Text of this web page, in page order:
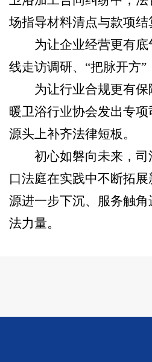
场指导材料清点与款项
为让企业经营更有
线走访调研、“把脉开方
为让行业合规更有
暖卫浴行业协会发出专
源头上补齐法律短板。
初心如磐向未来，
口法庭在实践中不断拓
源进一步下沉、服务触
法力量。